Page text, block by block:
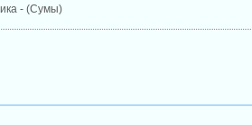
- (Сумы)